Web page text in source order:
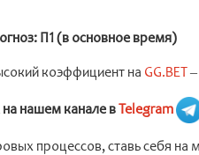
П1 (в основное время)
коэффициент на GG.BET –
нашем канале вTelegram
процессов, ставь себя на